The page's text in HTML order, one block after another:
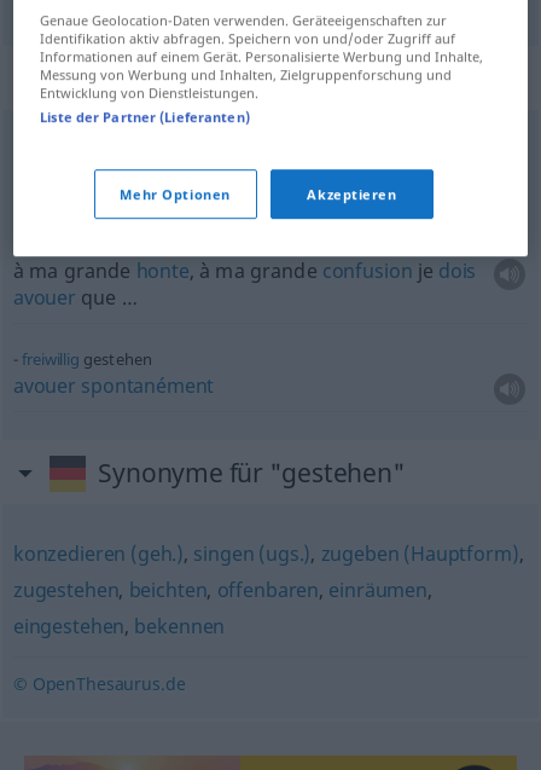
Beispielsätze für "gestehen"
à ma grande honte, à ma grande confusion je dois
avouer que …
freiwillig gestehen
avouer spontanément
Synonyme für "gestehen"
konzedieren (geh.), singen (ugs.), zugeben (Hauptform),
zugestehen, beichten, offenbaren, einräumen,
eingestehen, bekennen
© OpenThesaurus.de
Genaue Geolocation-Daten verwenden. Geräteeigenschaften zur
Identifikation aktiv abfragen. Speichern von und/oder Zugriff auf
Informationen auf einem Gerät. Personalisierte Werbung und Inhalte,
Messung von Werbung und Inhalten, Zielgruppenforschung und
Entwicklung von Dienstleistungen.
Liste der Partner (Lieferanten)
Mehr Optionen Akzeptieren